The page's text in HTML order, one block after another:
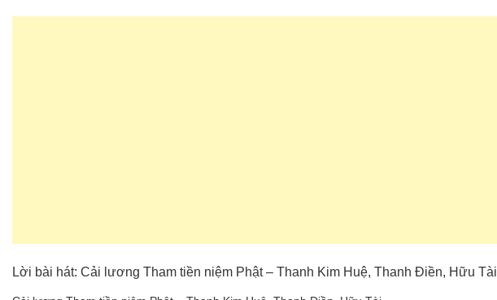
Lời bài hát: Cải lương Tham tiền niệm Phật – Thanh Kim Huệ, Thanh Điền, Hữu Tài